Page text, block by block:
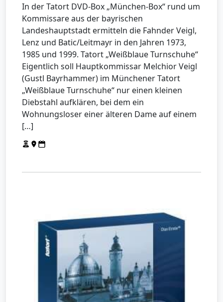
In der Tatort DVD-Box „München-Box“ rund um
Kommissare aus der bayrischen
Landeshauptstadt ermitteln die Fahnder Veigl,
Lenz und Batic/Leitmayr in den Jahren 1973,
1985 und 1999. Tatort „Weißblaue Turnschuhe“
Eigentlich soll Hauptkommissar Melchior Veigl
(Gustl Bayrhammer) im Münchener Tatort
„Weißblaue Turnschuhe“ nur einen kleinen
Diebstahl aufklären, bei dem ein
Wohnungsloser einer älteren Dame auf einem
[…]